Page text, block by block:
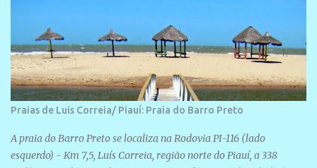
Praias de Luis Correia/ Piauí: Praia do Barro Preto
A praia do Barro Preto se localiza na Rodovia PI-116 (lado
esquerdo) - Km 7,5, Luís Correia, região norte do Piauí, a 338